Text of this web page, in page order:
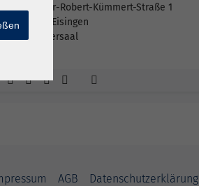
Pfarrer-Robert-Kümmert-Straße 1
97249 Eisingen
Theatersaal
AGB Datenschutzerklärung